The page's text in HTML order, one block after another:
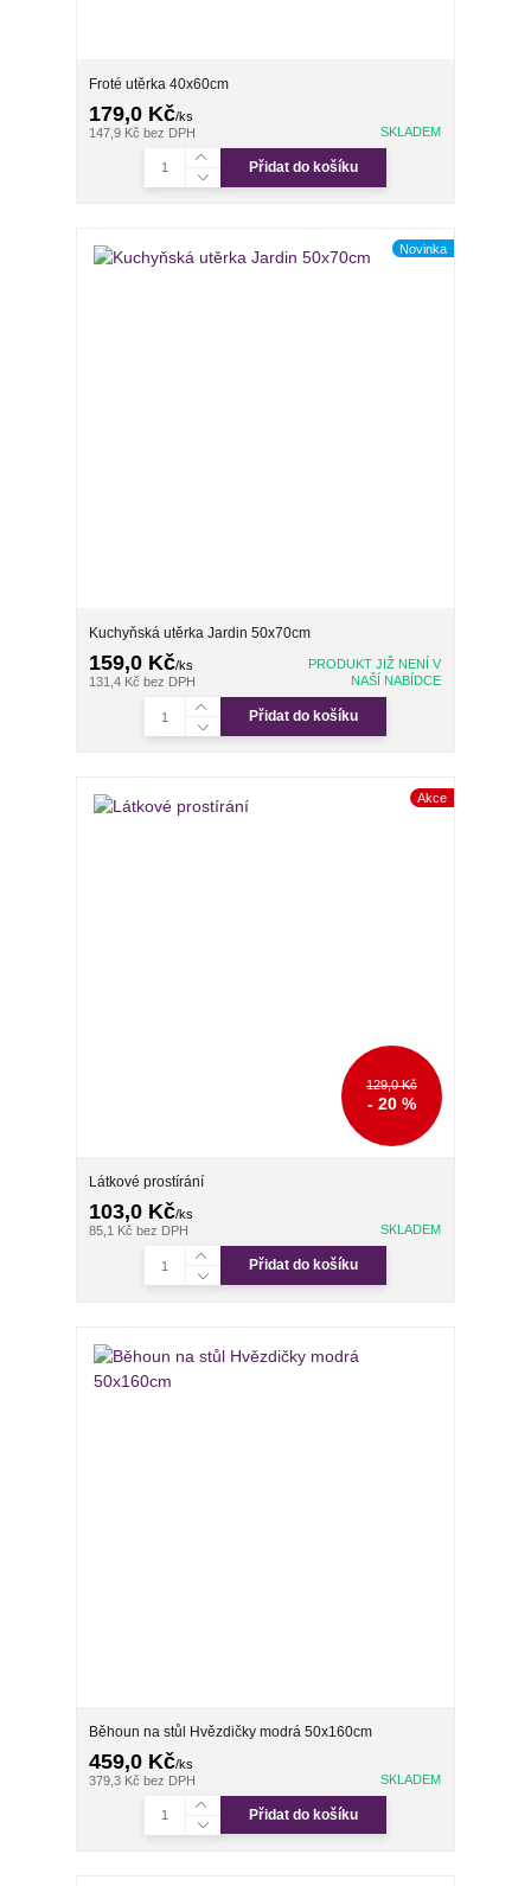
Froté utěrka 40x60cm
179,0 Kč/ks
147,9 Kčbez DPH SKLADEM
Přidat do košíku
Novinka
Kuchyňská utěrka Jardin 50x70cm
159,0 Kč/ks
131,4 Kčbez DPH
PRODUKT JIŽ NENÍ V
NAŠÍ NABÍDCE
Přidat do košíku
Akce
129,0 Kč
- 20 %
Látkové prostírání
103,0 Kč/ks
85,1 Kč bez DPH SKLADEM
Přidat do košíku
Běhoun na stůl Hvězdičky modrá 50x160cm
459,0 Kč/ks
379,3 Kčbez DPH SKLADEM
Přidat do košíku